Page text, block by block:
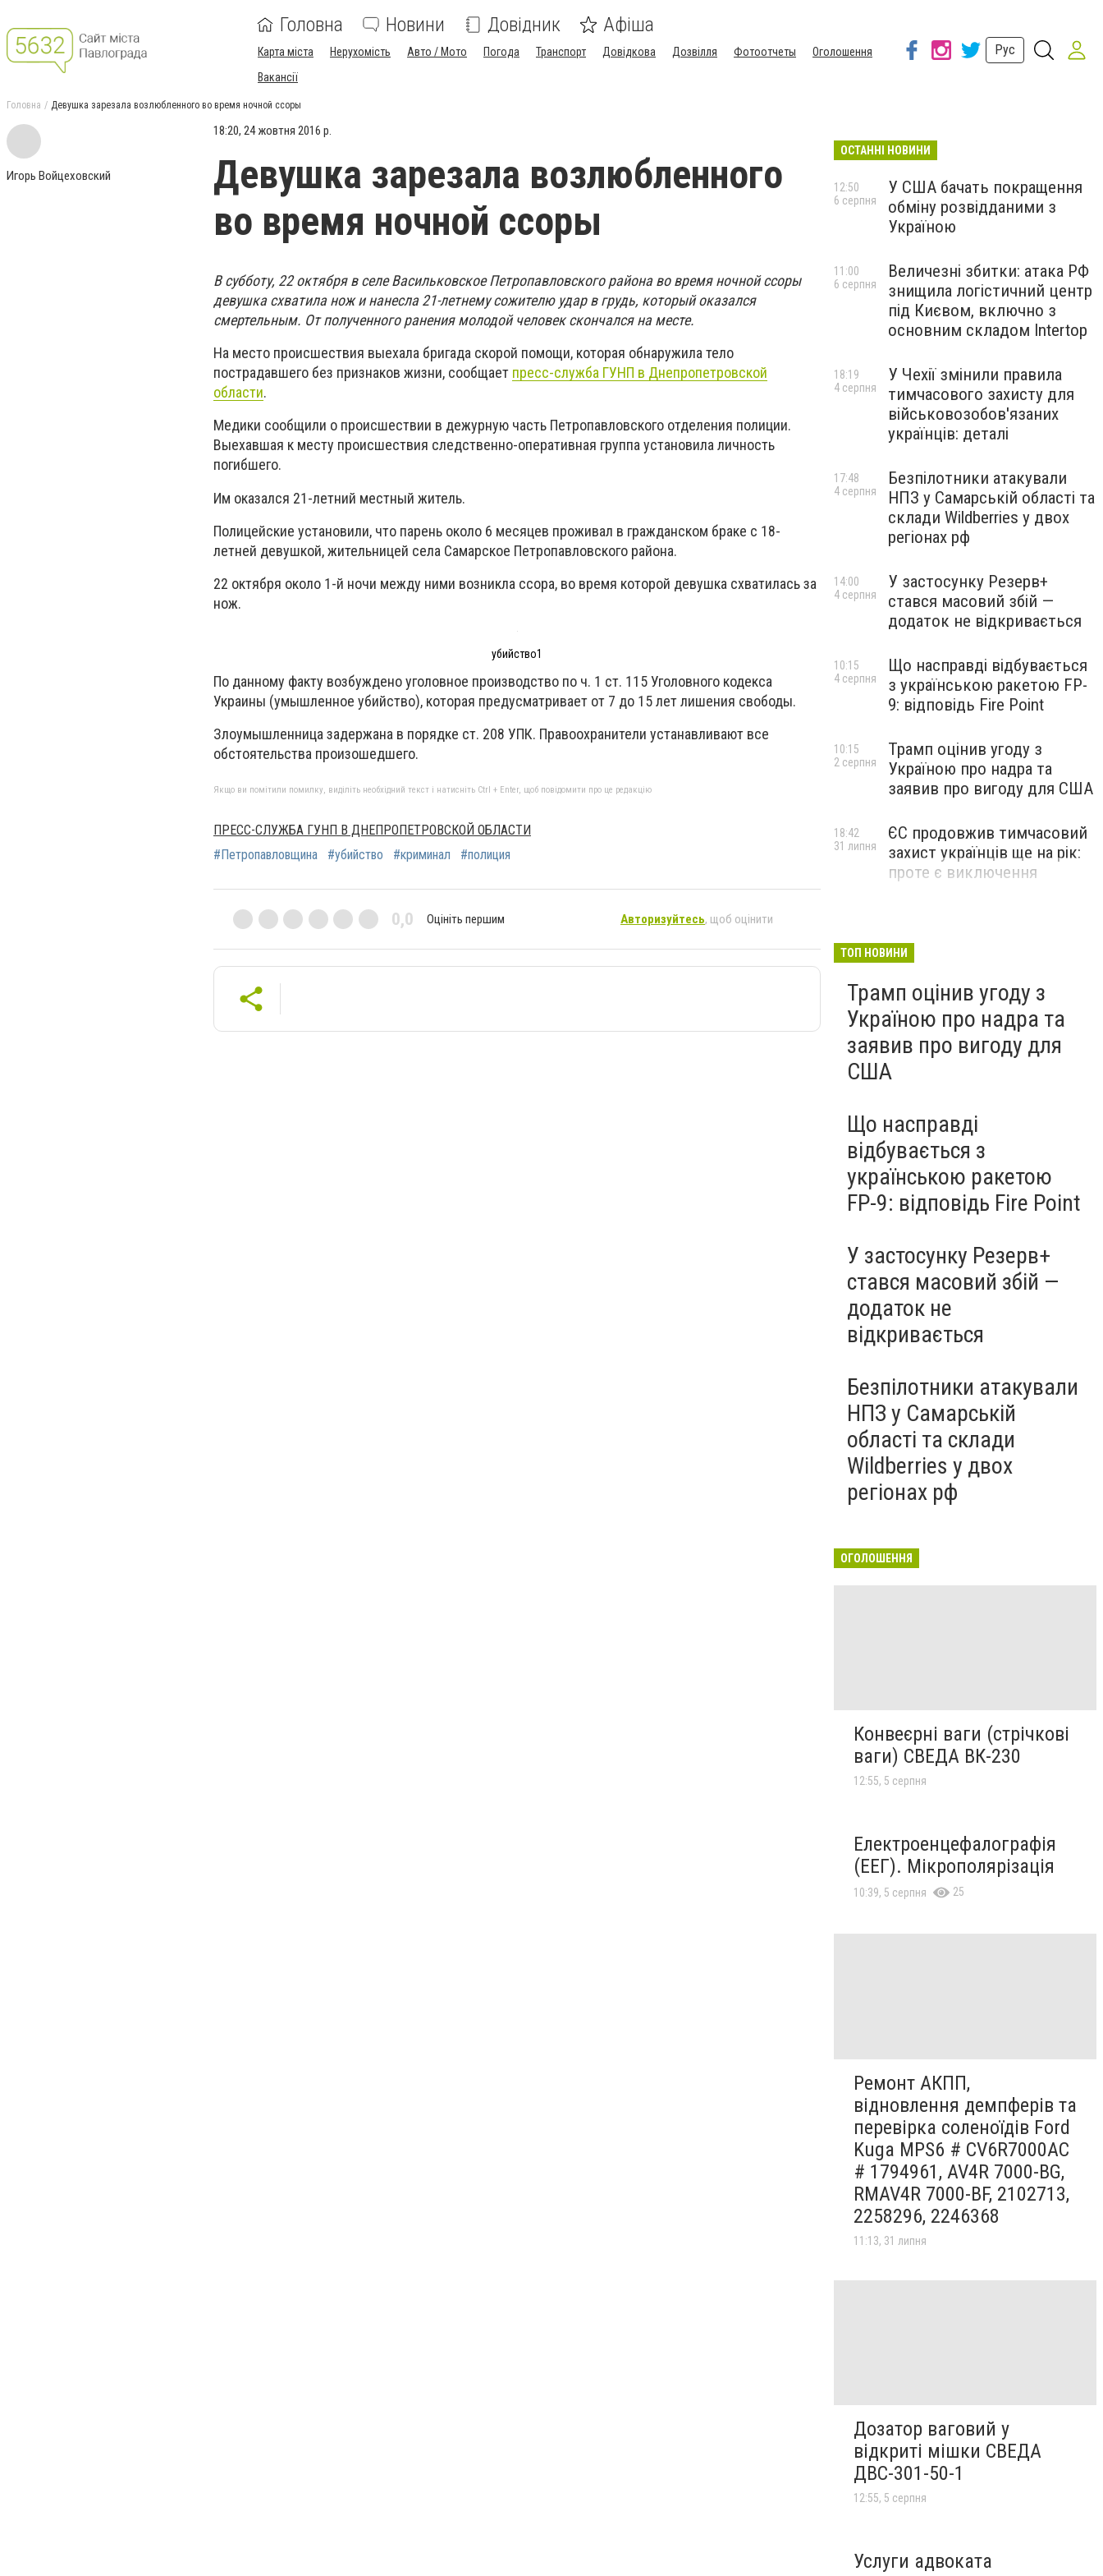
Головна Новини Довідник Афіша
Карта міста Нерухомість Авто / Мото Погода Транспорт Довідкова Дозвілля Фотоотчеты
Оголошення
Вакансії
Рус
Головна Девушка зарезала возлюбленного во время ночной ссоры
Игорь Войцеховский
18:20, 24 жовтня 2016 р.
Девушка зарезала возлюбленного
во время ночной ссоры
В субботу, 22 октября в селе Васильковское Петропавловского района во время ночной ссоры
девушка схватила нож и нанесла 21-летнему сожителю удар в грудь, который оказался
смертельным. От полученного ранения молодой человек скончался на месте.
На место происшествия выехала бригада скорой помощи, которая обнаружила тело
пострадавшего без признаков жизни, сообщает пресс-служба ГУНП в Днепропетровской
области.
Медики сообщили о происшествии в дежурную часть Петропавловского отделения полиции.
Выехавшая к месту происшествия следственно-оперативная группа установила личность
погибшего.
Им оказался 21-летний местный житель.
Полицейские установили, что парень около 6 месяцев проживал в гражданском браке с 18-
летней девушкой, жительницей села Самарское Петропавловского района.
22 октября около 1-й ночи между ними возникла ссора, во время которой девушка схватилась за
нож.
убийство1
По данному факту возбуждено уголовное производство по ч. 1 ст. 115 Уголовного кодекса
Украины (умышленное убийство), которая предусматривает от 7 до 15 лет лишения свободы.
Злоумышленница задержана в порядке ст. 208 УПК. Правоохранители устанавливают все
обстоятельства произошедшего.
Якщо ви помітили помилку, виділіть необхідний текст і натисніть Ctrl + Enter, щоб повідомити про це редакцію
ПРЕСС-СЛУЖБА ГУНП В ДНЕПРОПЕТРОВСКОЙ ОБЛАСТИ
#Петропавловщина
#убийство #криминал #полиция
0,0 Оцініть першим Авторизуйтесь, щоб оцінити
ОСТАННІ НОВИНИ
У США бачать покращення
обміну розвідданими з
Україною
12:50
6 серпня
Величезні збитки: атака РФ
знищила логістичний центр
під Києвом, включно з
основним складом Intertop
11:00
6 серпня
У Чехії змінили правила
тимчасового захисту для
військовозобов'язаних
українців: деталі
18:19
4 серпня
Безпілотники атакували
НПЗ у Самарській області та
склади Wildberries у двох
регіонах рф
17:48
4 серпня
У застосунку Резерв+
стався масовий збій —
додаток не відкривається
14:00
4 серпня
Що насправді відбувається
з українською ракетою FP-
9: відповідь Fire Point
10:15
4 серпня
Трамп оцінив угоду з
Україною про надра та
заявив про вигоду для США
10:15
2 серпня
ЄС продовжив тимчасовий
захист українців ще на рік:
проте є виключення
18:42
31 липня
ТОП НОВИНИ
Трамп оцінив угоду з
Україною про надра та
заявив про вигоду для
США
Що насправді
відбувається з
українською ракетою
FP-9: відповідь Fire Point
У застосунку Резерв+
стався масовий збій —
додаток не
відкривається
Безпілотники атакували
НПЗ у Самарській
області та склади
Wildberries у двох
регіонах рф
ОГОЛОШЕННЯ
Конвеєрні ваги (стрічкові
ваги) СВЕДА ВК-230
12:55, 5 серпня
Електроенцефалографія
(ЕЕГ). Мікрополярізація
10:39, 5 серпня 25
Ремонт АКПП,
відновлення демпферів та
перевірка соленоїдів Ford
Kuga MPS6 # CV6R7000AC
# 1794961, AV4R 7000-BG,
RMAV4R 7000-BF, 2102713,
2258296, 2246368
11:13, 31 липня
Дозатор ваговий у
відкриті мішки СВЕДА
ДВС-301-50-1
12:55, 5 серпня
Услуги адвоката